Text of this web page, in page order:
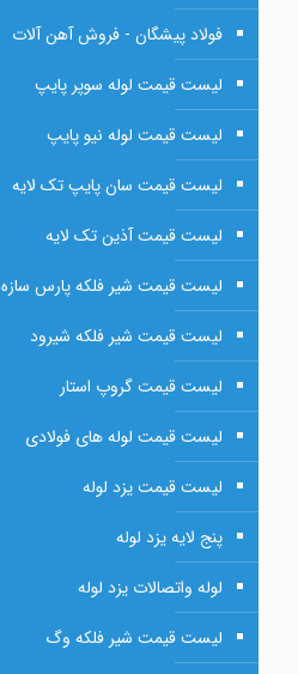
فولاد پیشگان - فروش آهن آلات
لیست قیمت لوله سوپر پایپ
لیست قیمت لوله نیو پایپ
لیست قیمت سان پایپ تک لایه
لیست قیمت آذین تک لایه
لیست قیمت شیر فلکه پارس سازه
لیست قیمت شیر فلکه شیرود
لیست قیمت گروپ استار
لیست قیمت لوله های فولادی
لیست قیمت یزد لوله
پنج لایه یزد لوله
لوله واتصالات یزد لوله
لیست قیمت شیر فلکه وگ